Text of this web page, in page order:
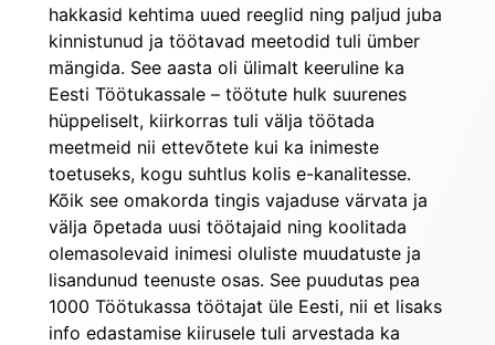
hakkasid kehtima uued reeglid ning paljud juba
kinnistunud ja töötavad meetodid tuli ümber
mängida. See aasta oli ülimalt keeruline ka
Eesti Töötukassale – töötute hulk suurenes
hüppeliselt, kiirkorras tuli välja töötada
meetmeid nii ettevõtete kui ka inimeste
toetuseks, kogu suhtlus kolis e-kanalitesse.
Kõik see omakorda tingis vajaduse värvata ja
välja õpetada uusi töötajaid ning koolitada
olemasolevaid inimesi oluliste muudatuste ja
lisandunud teenuste osas. See puudutas pea
1000 Töötukassa töötajat üle Eesti, nii et lisaks
info edastamise kiirusele tuli arvestada ka